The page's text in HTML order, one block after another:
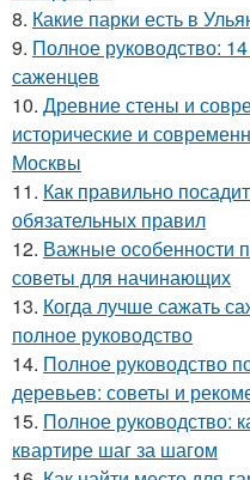
8. Какие парки есть в
9. Полное руководство:
саженцев
10. Древние стены и
исторические и
Москвы
11. Как правильно
обязательных правил
12. Важные особенности
советы для начинающих
13. Когда лучше сажать
полное руководство
14. Полное руководство
деревьев: советы и
15. Полное руководство:
квартире шаг за шагом